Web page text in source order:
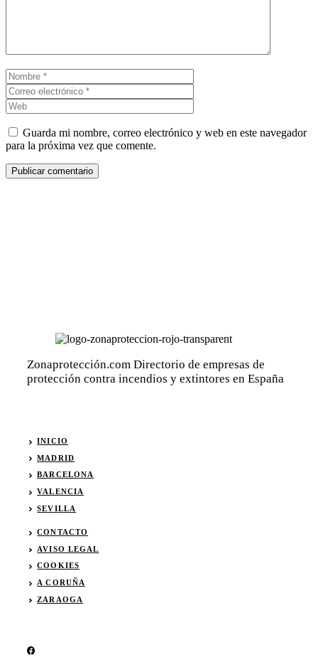
Nombre
electrónico
Guarda mi nombre, correo electrónico y web en este navegador
para la próxima vez que comente.
Zonaprotección.com Directorio de empresas de
protección contra incendios y extintores en España
INICIO
MADRID
BARCELONA
VALENCIA
SEVILLA
CONTACTO
AVISO LEGAL
COOKIES
A CORUÑA
ZARAOGA